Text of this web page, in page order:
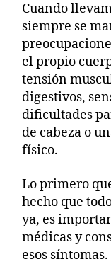
Cuando
siempre se
el propio
tensión
digestivos,
dificultades
de cabeza o
físico.
Lo primero
hecho que
ya, es
médicas y
esos síntomas.